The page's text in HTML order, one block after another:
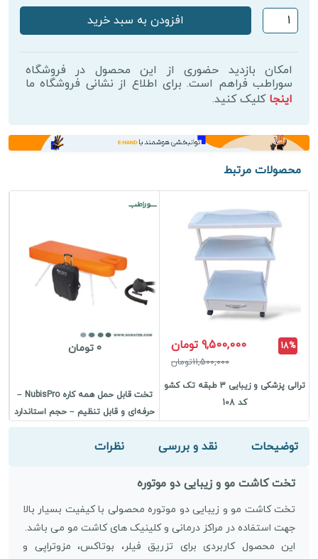
تخت
کاشت
زیبایی
دو
عدد
افزودن به سبد خرید
امکان بازدید حضوری از این محصول در فروشگاه
سوراطب فراهم است. برای اطلاع از نشانی فروشگاه ما
اینجا کلیک کنید.
محصولات مرتبط
18% 9,500,000 تومان
11,500,000تومان
ترالی پزشکی و زیبایی 3 طبقه تک کشو
کد 108
0 تومان
تخت قابل حمل همه کاره NubisPro –
حرفه‌ای و قابل تنظیم – حجم استاندارد
توضیحات نقد و بررسی نظرات
تخت کاشت مو و زیبایی دو موتوره
تخت کاشت مو و زیبایی دو موتوره محصولی با کیفیت بسیار بالا
جهت استفاده در مراکز درمانی و کلینیک های کاشت مو می باشد.
این محصول کاربردی برای تزریق فیلر، بوتاکس، مزوتراپی و